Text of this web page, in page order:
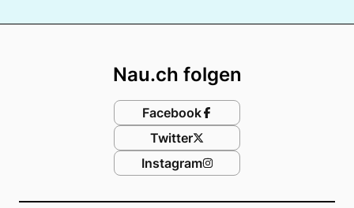
Nau.ch folgen
Facebook
Twitter
Instagram